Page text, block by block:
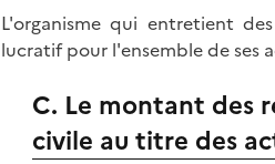
L'organisme qui entretient
lucratif pour l'ensemble de ses
C. Le montant des
civile au titre des